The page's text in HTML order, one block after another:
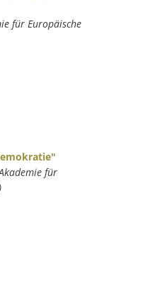
für Europäische
für